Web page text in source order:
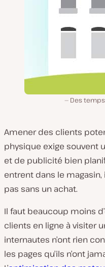
Des
Amener des clients
physique exige souvent
et de publicité bien
entrent dans le
pas sans un achat.
Il faut beaucoup moins
clients en ligne à visiter
internautes n’ont rien
les pages qu’ils n’ont